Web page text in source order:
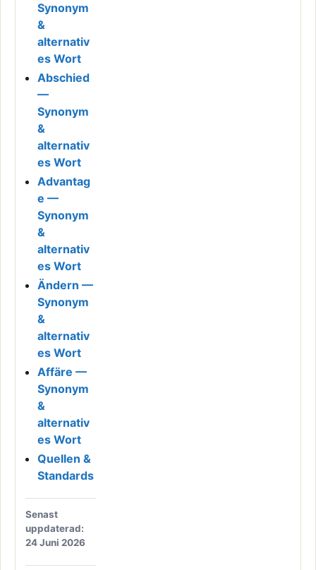
Synonym
&
alternativ
es Wort
Abschied
—
Synonym
&
alternativ
es Wort
Advantag
e —
Synonym
&
alternativ
es Wort
Ändern —
Synonym
&
alternativ
es Wort
Affäre —
Synonym
&
alternativ
es Wort
Quellen &
Standards
Senast
uppdaterad:
24 Juni 2026